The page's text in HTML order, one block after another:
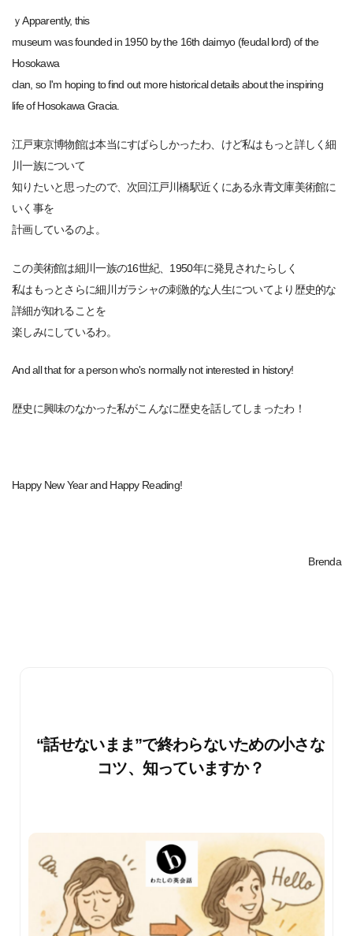
ｙApparently, this
museum was founded in 1950 by the 16th daimyo (feudal lord) of the
Hosokawa
clan, so I'm hoping to find out more historical details about the inspiring
life of Hosokawa Gracia.
江戸東京博物館は本当にすばらしかったわ、けど私はもっと詳しく細
川一族について
知りたいと思ったので、次回江戸川橋駅近くにある永青文庫美術館に
いく事を
計画しているのよ。
この美術館は細川一族の16世紀、1950年に発見されたらしく
私はもっとさらに細川ガラシャの刺激的な人生についてより歴史的な
詳細が知れることを
楽しみにしているわ。
And all that for a person who's normally not interested in history!
歴史に興味のなかった私がこんなに歴史を話してしまったわ！
Happy New Year and Happy Reading!
Brenda
“話せないまま”で終わらないための小さな
コツ、知っていますか？